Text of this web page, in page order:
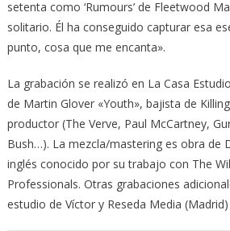
setenta como ‘Rumours’ de Fleetwood
solitario. Él ha conseguido capturar esa
punto, cosa que me encanta».
La grabación se realizó en La Casa
de Martin Glover «Youth», bajista de
productor (The Verve, Paul McCartney,
Bush…). La mezcla/mastering es obra de
inglés conocido por su trabajo con The
Professionals. Otras grabaciones
estudio de Víctor y Reseda Media (Madrid)